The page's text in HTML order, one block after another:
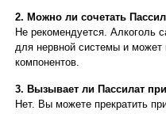
2. Можно ли сочетать
Не рекомендуется. Алкоголь
для нервной системы и может
компонентов.
3. Вызывает ли Пассилат
Нет. Вы можете прекратить